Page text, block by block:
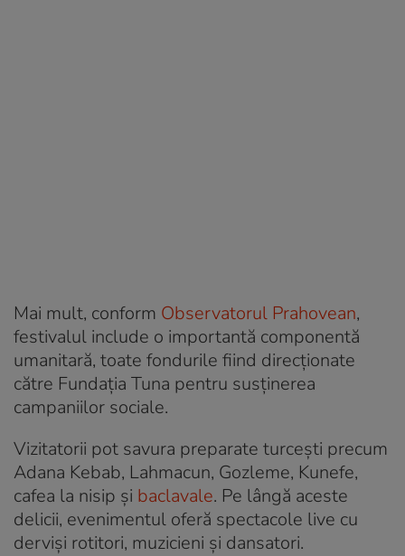
Mai mult, conform Observatorul Prahovean,
festivalul include o importantă componentă
umanitară, toate fondurile fiind direcționate
către Fundația Tuna pentru susținerea
campaniilor sociale.
Vizitatorii pot savura preparate turcești precum
Adana Kebab, Lahmacun, Gozleme, Kunefe,
cafea la nisip și baclavale. Pe lângă aceste
delicii, evenimentul oferă spectacole live cu
derviși rotitori, muzicieni și dansatori.